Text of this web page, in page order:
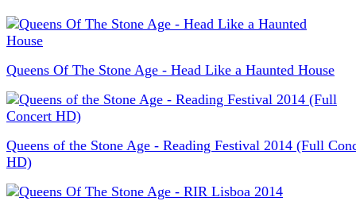
Queens Of The Stone Age - Head Like a Haunted House
Queens of the Stone Age - Reading Festival 2014 (Full
HD)